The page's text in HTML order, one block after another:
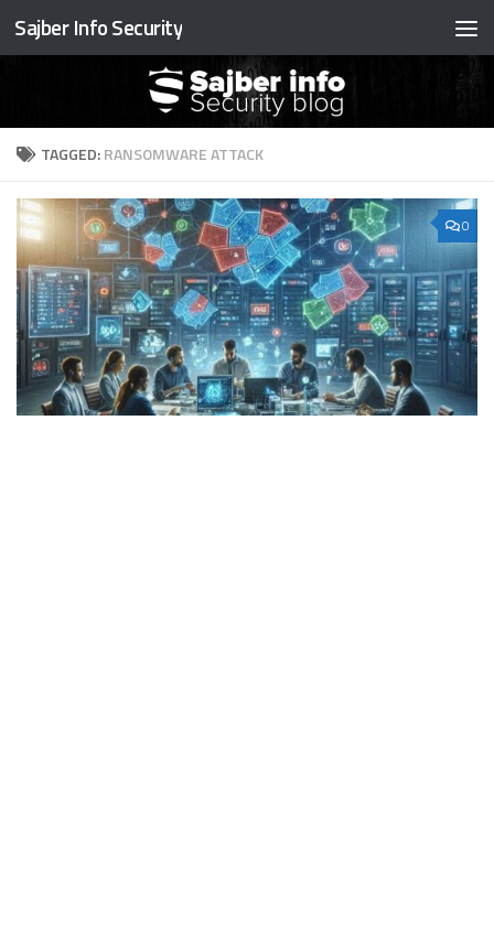
Preskočite na sadržaj
Sajber Info Security
TAGGED:RANSOMWARE ATTACK
0